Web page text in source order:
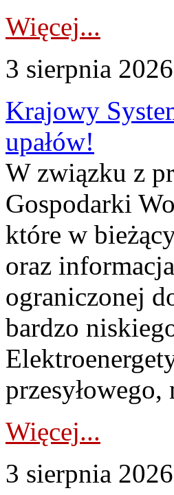
Więcej...
3 sierpnia
Krajowy
upałów!
W związku z
Gospodarki
które w
oraz
ograniczonej
bardzo
Więcej...
3 sierpnia